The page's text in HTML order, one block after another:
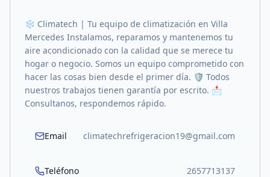
❄️ Climatech | Tu equipo de climatización en Villa
Mercedes Instalamos, reparamos y mantenemos tu
aire acondicionado con la calidad que se merece tu
hogar o negocio. Somos un equipo comprometido con
hacer las cosas bien desde el primer día. 🛡️ Todos
nuestros trabajos tienen garantía por escrito. 📩
Consultanos, respondemos rápido.
Email climatechrefrigeracion19@gmail.com
Teléfono 2657713137